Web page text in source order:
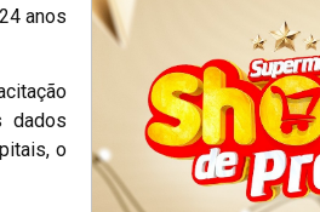
anos
dados
o